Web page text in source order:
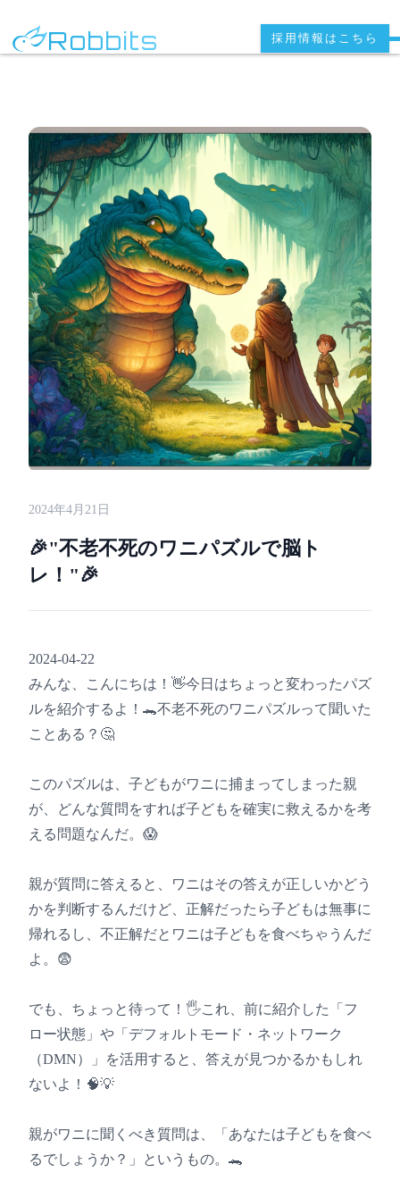
Robbits 採用情報はこちら
2024年4月21日
🎉"不老不死のワニパズルで脳ト
レ！"🎉
2024-04-22
みんな、こんにちは！👋今日はちょっと変わったパズ
ルを紹介するよ！🐊不老不死のワニパズルって聞いた
ことある？🤔
このパズルは、子どもがワニに捕まってしまった親
が、どんな質問をすれば子どもを確実に救えるかを考
える問題なんだ。😱
親が質問に答えると、ワニはその答えが正しいかどう
かを判断するんだけど、正解だったら子どもは無事に
帰れるし、不正解だとワニは子どもを食べちゃうんだ
よ。😨
でも、ちょっと待って！🖐️これ、前に紹介した「フ
ロー状態」や「デフォルトモード・ネットワーク
（DMN）」を活用すると、答えが見つかるかもしれ
ないよ！🧠💡
親がワニに聞くべき質問は、「あなたは子どもを食べ
るでしょうか？」というもの。🐊